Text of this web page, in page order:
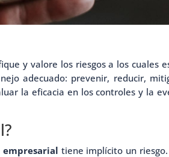
y valore los riesgos a los cuales
adecuado: prevenir, reducir,
la eficacia en los controles y la
tiene implícito un